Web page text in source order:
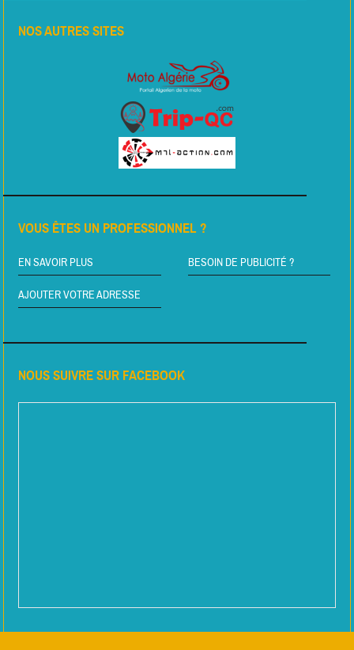
NOS AUTRES SITES
VOUS ÊTES UN PROFESSIONNEL ?
EN SAVOIR PLUS BESOIN DE PUBLICITÉ ?
AJOUTER VOTRE ADRESSE
NOUS SUIVRE SUR FACEBOOK